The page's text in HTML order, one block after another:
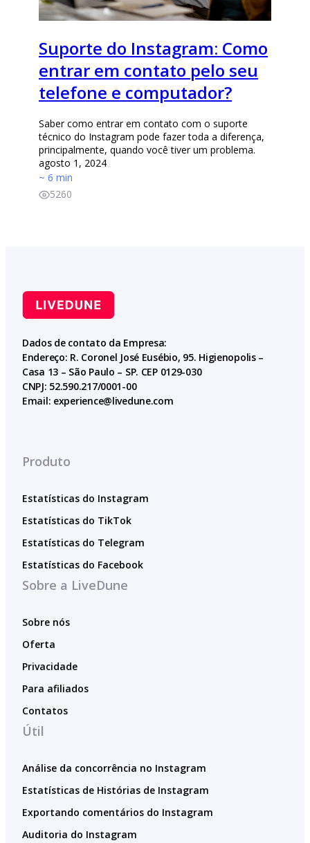
Suporte do Instagram: Como
entrar em contato pelo seu
telefone e computador?
Saber como entrar em contato com o suporte
técnico do Instagram pode fazer toda a diferença,
principalmente, quando você tiver um problema.
agosto 1, 2024
~ 6 min
5260
Dados de contato da Empresa:
Endereço: R. Coronel José Eusébio, 95. Higienopolis –
Casa 13 – São Paulo – SP. CEP 0129-030
CNPJ: 52.590.217/0001-00
Email: experience@livedune.com
Produto
Estatísticas do Instagram
Estatísticas do TikTok
Estatísticas do Telegram
Estatísticas do Facebook
Sobre a LiveDune
Sobre nós
Oferta
Privacidade
Para afiliados
Contatos
Útil
Análise da concorrência no Instagram
Estatísticas de Histórias de Instagram
Exportando comentários do Instagram
Auditoria do Instagram